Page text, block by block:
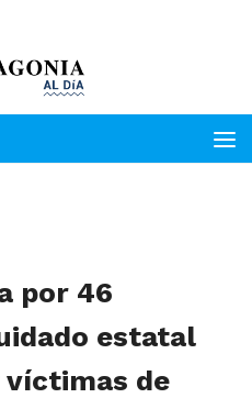
por 46
estatal
víctimas de